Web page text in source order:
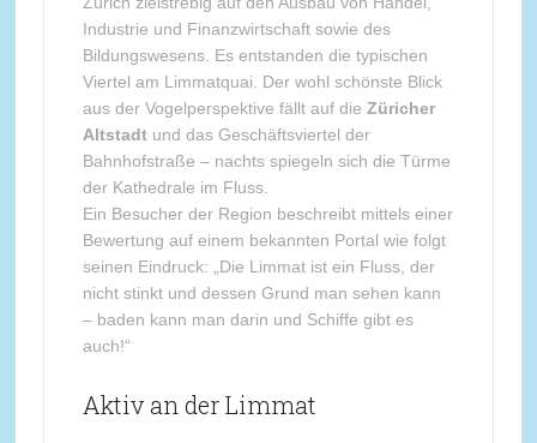
Industrie und Finanzwirtschaft sowie des
Bildungswesens. Es entstanden die typischen
Viertel am Limmatquai. Der wohl schönste Blick
aus der Vogelperspektive fällt auf die Züricher
Altstadtund das Geschäftsviertel der
Bahnhofstraße – nachts spiegeln sich die Türme
der Kathedrale im Fluss.
Ein Besucher der Region beschreibt mittels einer
Bewertung auf einem bekannten Portal wie folgt
seinen Eindruck: „Die Limmat ist ein Fluss, der
nicht stinkt und dessen Grund man sehen kann
– baden kann man darin und Schiffe gibt es
auch!“
Aktiv an der Limmat